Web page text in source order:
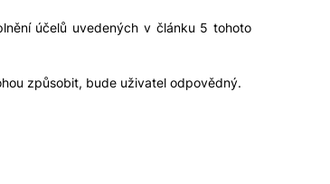
účelů uvedených v článku 5 tohoto
způsobit, bude uživatel odpovědný.